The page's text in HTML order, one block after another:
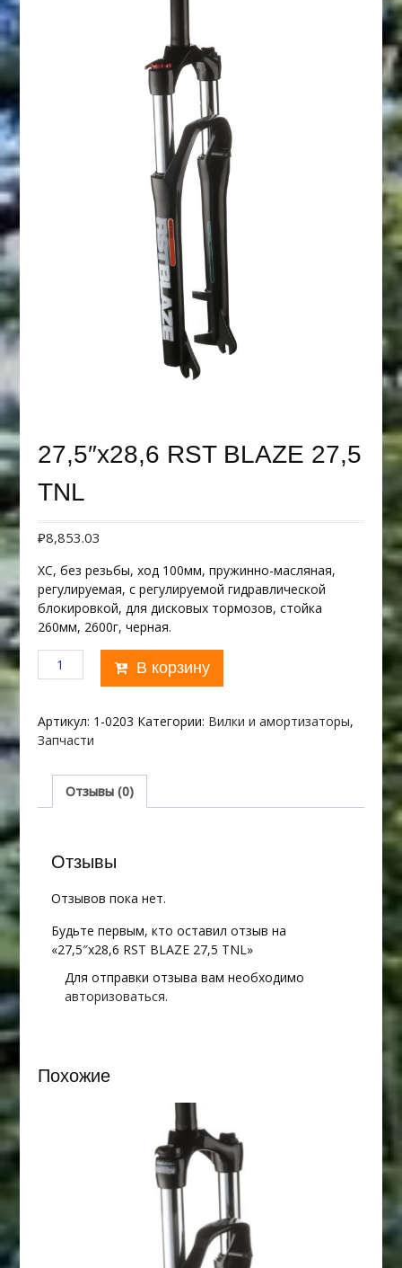
27,5″х28,6 RST BLAZE 27,5
TNL
₽8,853.03
XC, без резьбы, ход 100мм, пружинно-масляная,
регулируемая, c регулируемой гидравлической
блокировкой, для дисковых тормозов, стойка
260мм, 2600г, черная.
Количество
товара
RST
BLAZE
TNL
В корзину
Артикул: 1-0203 Категории: Вилки и амортизаторы,
Запчасти
Отзывы (0)
Отзывы
Отзывов пока нет.
Будьте первым, кто оставил отзыв на
«27,5″х28,6 RST BLAZE 27,5 TNL»
Для отправки отзыва вам необходимо
авторизоваться.
Похожие